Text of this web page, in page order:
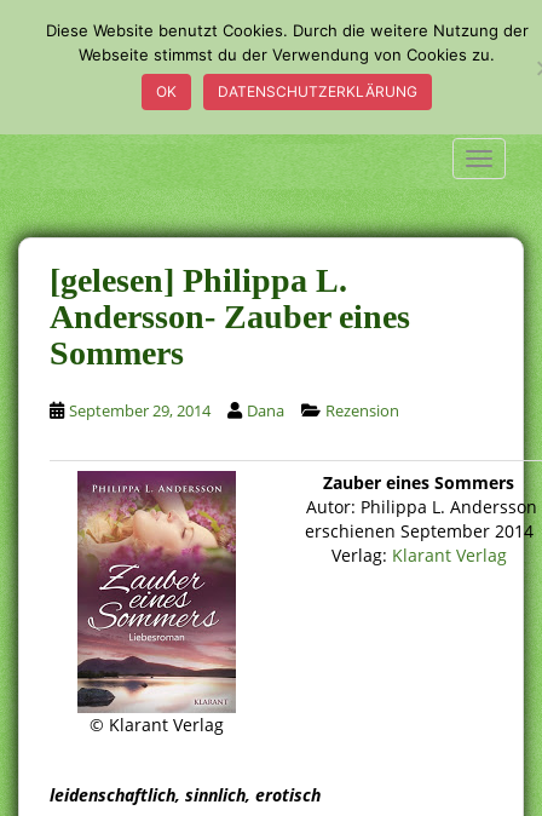
m
a
i
n
c
o
n
t
e
n
t
[gelesen] Philippa L.
Andersson- Zauber eines
Sommers
September 29, 2014 Dana Rezension
© Klarant Verlag
Zauber eines Sommers
Autor: Philippa L. Andersson
erschienen September 2014
Verlag: Klarant Verlag
leidenschaftlich, sinnlich, erotisch
Diese Website benutzt Cookies. Durch die weitere Nutzung der
Webseite stimmst du der Verwendung von Cookies zu.
OK DATENSCHUTZERKLÄRUNG